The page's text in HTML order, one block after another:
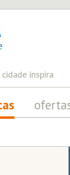
cidade inspira